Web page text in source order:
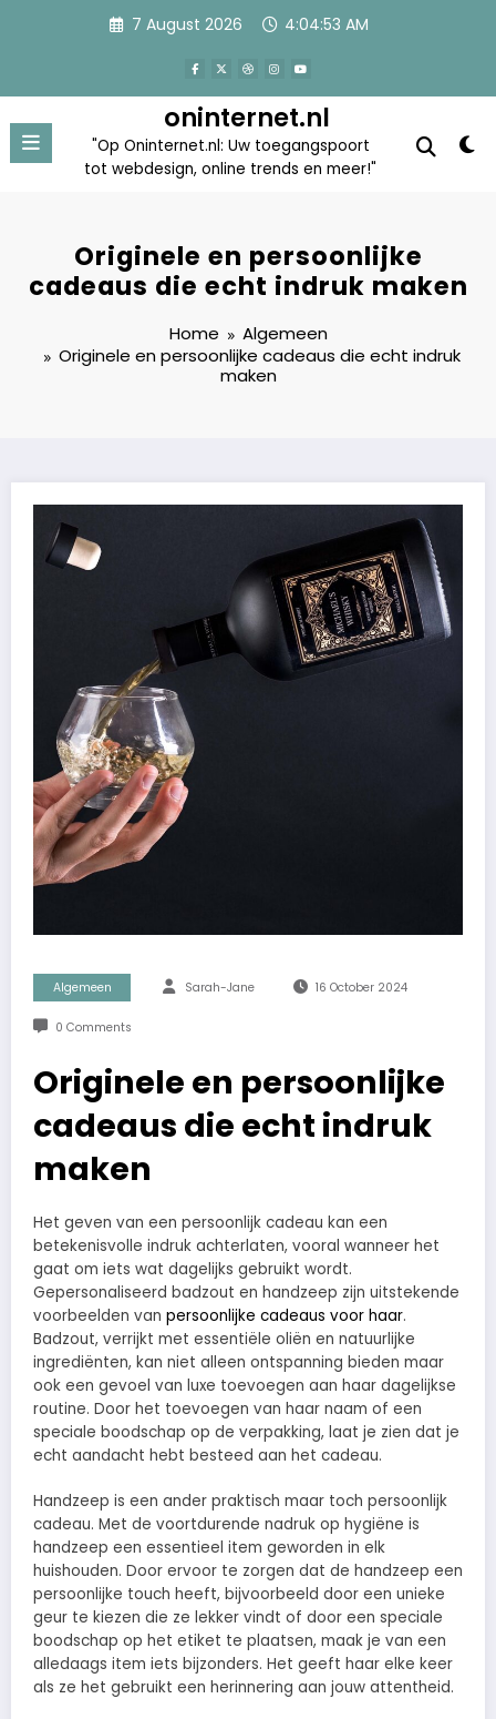
7 August 2026 4:04:54 AM
oninternet.nl
"Op Oninternet.nl: Uw toegangspoort
tot webdesign, online trends en meer!"
Originele en persoonlijke
cadeaus die echt indruk maken
Home
Algemeen
Originele en persoonlijke cadeaus die echt indruk
maken
Algemeen Sarah-Jane 16 October 2024
0 Comments
Originele en persoonlijke
cadeaus die echt indruk
maken
Het geven van een persoonlijk cadeau kan een
betekenisvolle indruk achterlaten, vooral wanneer het
gaat om iets wat dagelijks gebruikt wordt.
Gepersonaliseerd badzout en handzeep zijn uitstekende
voorbeelden van persoonlijke cadeaus voor haar.
Badzout, verrijkt met essentiële oliën en natuurlijke
ingrediënten, kan niet alleen ontspanning bieden maar
ook een gevoel van luxe toevoegen aan haar dagelijkse
routine. Door het toevoegen van haar naam of een
speciale boodschap op de verpakking, laat je zien dat je
echt aandacht hebt besteed aan het cadeau.
Handzeep is een ander praktisch maar toch persoonlijk
cadeau. Met de voortdurende nadruk op hygiëne is
handzeep een essentieel item geworden in elk
huishouden. Door ervoor te zorgen dat de handzeep een
persoonlijke touch heeft, bijvoorbeeld door een unieke
geur te kiezen die ze lekker vindt of door een speciale
boodschap op het etiket te plaatsen, maak je van een
alledaags item iets bijzonders. Het geeft haar elke keer
als ze het gebruikt een herinnering aan jouw attentheid.